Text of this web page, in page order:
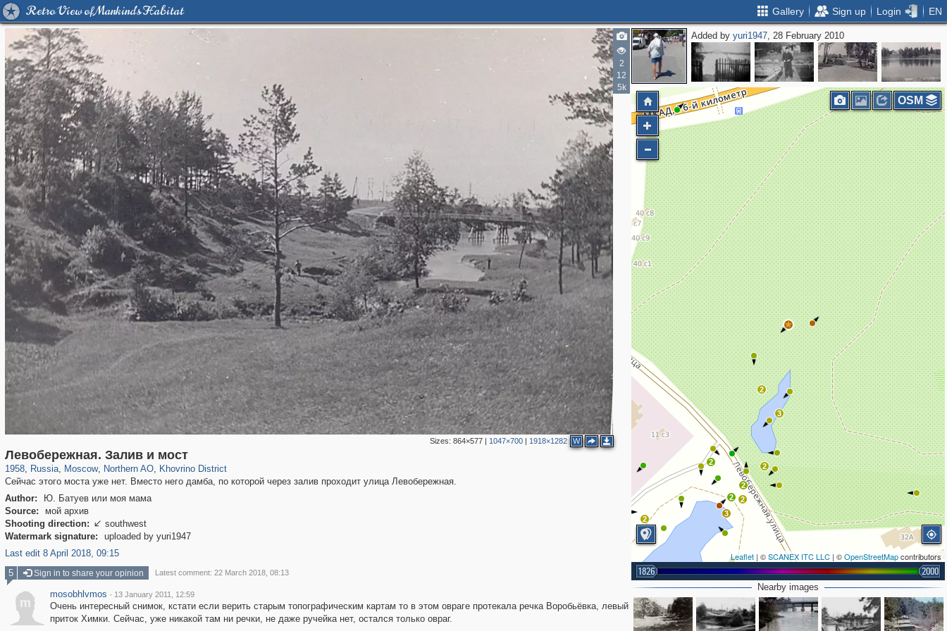
Retro View of Mankind's Habitat Gallery Sign up Login EN
2
12
5k
Sizes: 864×577| 1047×700| 1918×1282 W
Левобережная. Залив и мост
1958, Russia
1,406,840 29,243
, Moscow
319,864 8,286
, Northern AO
22,540 598
, Khovrino District
768
Сейчас этого моста уже нет. Вместо него дамба, по которой через залив проходит улица Левобережная.
Author:
Ю. Батуев или моя мама
Source:
мой архив
Shooting direction:  southwest
Watermark signature:
uploaded by yuri1947
Last edit 8 April 2018, 09:15
Added byyuri1947, 28 February 2010
3
2
2
2
2
3
2
2
2
2
Leaflet | ©SCANEX ITC LLC | ©OpenStreetMapcontributors
1826 2000
OSM
Nearby images
5 Sign in to share your opinion Latest comment: 22 March 2018, 08:13
m
mosobhlvmos · 13 January 2011, 12:59
Очень интересный снимок, кстати если верить старым топографическим картам то в этом овраге протекала речка Воробьёвка, левый
приток Химки. Сейчас, уже никакой там ни речки, не даже ручейка нет, остался только овраг.